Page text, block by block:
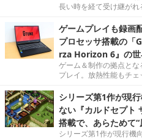
長い時を経て受け継がれ
ゲームプレイも録画
プロセッサ搭載の「
rza Horizon 6』の世
ゲーム＆制作の拠点と
プレイ。放熱性能もチェ
シリーズ第1作が現
ない『カルドセプト
搭載で、あらためて
シリーズ第1作が現行機